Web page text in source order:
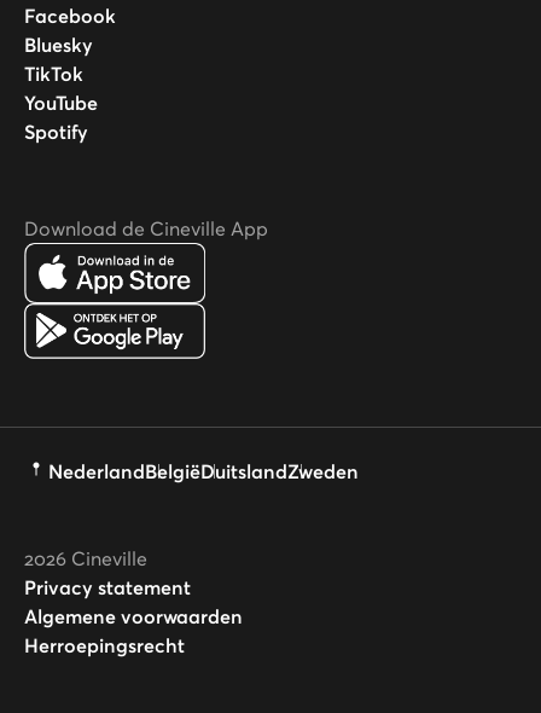
Facebook
Bluesky
TikTok
YouTube
Spotify
Download de Cineville App
NederlandBelgiëDuitslandZweden
2026 Cineville
Privacy statement
Algemene voorwaarden
Herroepingsrecht